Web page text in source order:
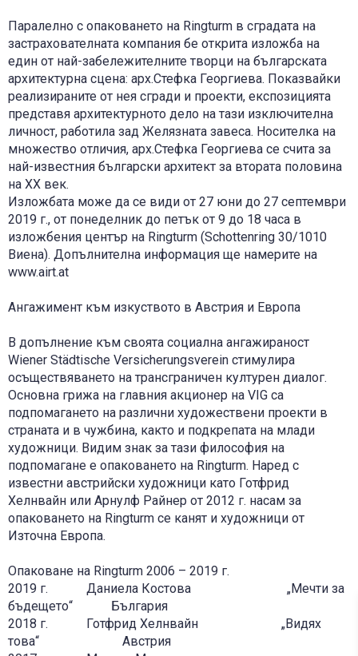
Паралелно с опаковането на Ringturm в сградата на
застрахователната компания бе открита изложба на
един от най-забележителните творци на българската
архитектурна сцена: арх.Стефка Георгиева. Показвайки
реализираните от нея сгради и проекти, експозицията
представя архитектурното дело на тази изключителна
личност, работила зад Желязната завеса. Носителка на
множество отличия, арх.Стефка Георгиева се счита за
най-известния български архитект за втората половина
на ХХ век.
Изложбата може да се види от 27 юни до 27 септември
2019 г., от понеделник до петък от 9 до 18 часа в
изложбения център на Ringturm (Schottenring 30/1010
Виена). Допълнителна информация ще намерите на
www.airt.at
Ангажимент към изкуството в Австрия и Европа
В допълнение към своята социална ангажираност
Wiener Städtische Versicherungsverein стимулира
осъществяването на трансграничен културен диалог.
Основна грижа на главния акционер на VIG са
подпомагането на различни художествени проекти в
страната и в чужбина, както и подкрепата на млади
художници. Видим знак за тази философия на
подпомагане е опаковането на Ringturm. Наред с
известни австрийски художници като Готфрид
Хелнвайн или Арнулф Райнер от 2012 г. насам за
опаковането на Ringturm се канят и художници от
Източна Европа.
Опаковане на Ringturm 2006 – 2019 г.
2019 г. Даниела Костова „Мечти за
бъдещето“ България
2018 г. Готфрид Хелнвайн „Видях
това“ Австрия